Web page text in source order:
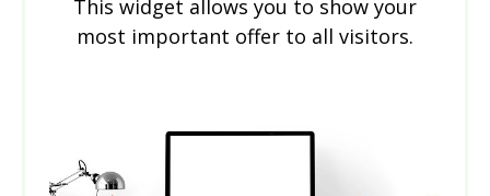
This widget allows you to show your
most important offer to all visitors.